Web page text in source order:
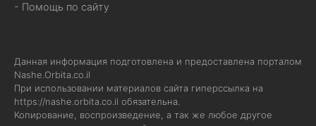
- Помощь по сайту
Данная информация подготовлена и предоставлена порталом
Nashe.Orbita.co.il
При использовании материалов сайта гиперссылка на
https://nashe.orbita.co.il обязательна.
Копирование, воспроизведение, а так же любое другое